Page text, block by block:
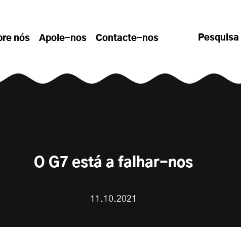
nós Apoie-nos Contacte-nos Pesquisa
O G7 está a falhar-nos
11.10.2021